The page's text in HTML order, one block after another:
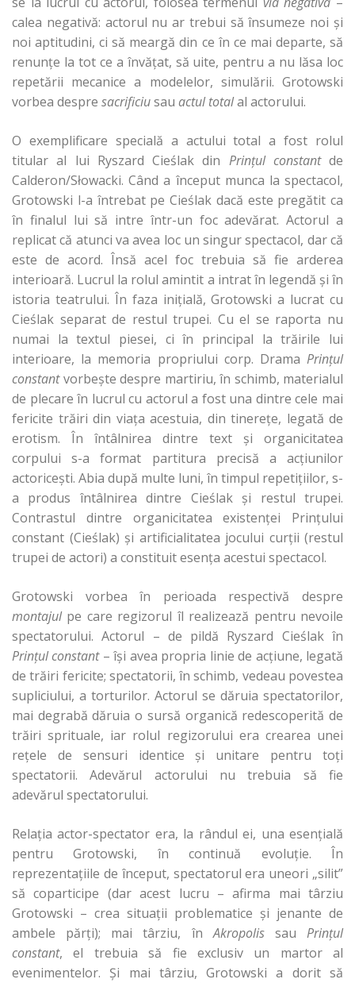
calea negativă: actorul nu ar trebui să însumeze noi şi
noi aptitudini, ci să meargă din ce în ce mai departe, să
renunţe la tot ce a învăţat, să uite, pentru a nu lăsa loc
repetării mecanice a modelelor, simulării. Grotowski
vorbea despre sacrificiusau actul totalal actorului.
O exemplificare specială a actului total a fost rolul
titular al lui Ryszard Cieślak din Prinţul constantde
Calderon/Słowacki. Când a început munca la spectacol,
Grotowski l-a întrebat pe Cieślak dacă este pregătit ca
în finalul lui să intre într-un foc adevărat. Actorul a
replicat că atunci va avea loc un singur spectacol, dar că
este de acord. Însă acel foc trebuia să fie arderea
interioară. Lucrul la rolul amintit a intrat în legendă şi în
istoria teatrului. În faza iniţială, Grotowski a lucrat cu
Cieślak separat de restul trupei. Cu el se raporta nu
numai la textul piesei, ci în principal la trăirile lui
interioare, la memoria propriului corp. Drama Prinţul
constantvorbeşte despre martiriu, în schimb, materialul
de plecare în lucrul cu actorul a fost una dintre cele mai
fericite trăiri din viaţa acestuia, din tinereţe, legată de
erotism. În întâlnirea dintre text şi organicitatea
corpului s-a format partitura precisă a acţiunilor
actoriceşti. Abia după multe luni, în timpul repetiţiilor, s-
a produs întâlnirea dintre Cieślak şi restul trupei.
Contrastul dintre organicitatea existenţei Prinţului
constant (Cieślak) şi artificialitatea jocului curţii (restul
trupei de actori) a constituit esenţa acestui spectacol.
Grotowski vorbea în perioada respectivă despre
montajulpe care regizorul îl realizează pentru nevoile
spectatorului. Actorul – de pildă Ryszard Cieślak în
Prinţul constant– îşi avea propria linie de acţiune, legată
de trăiri fericite; spectatorii, în schimb, vedeau povestea
supliciului, a torturilor. Actorul se dăruia spectatorilor,
mai degrabă dăruia o sursă organică redescoperită de
trăiri sprituale, iar rolul regizorului era crearea unei
reţele de sensuri identice şi unitare pentru toţi
spectatorii. Adevărul actorului nu trebuia să fie
adevărul spectatorului.
Relaţia actor-spectator era, la rândul ei, una esenţială
pentru Grotowski, în continuă evoluţie. În
reprezentaţiile de început, spectatorul era uneori „silit”
să coparticipe (dar acest lucru – afirma mai târziu
Grotowski – crea situaţii problematice şi jenante de
ambele părţi); mai târziu, înAkropolissauPrinţul
constant, el trebuia să fie exclusiv un martor al
evenimentelor. Şi mai târziu, Grotowski a dorit să